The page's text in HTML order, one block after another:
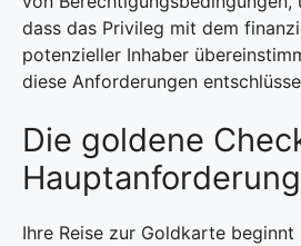
dass das Privileg mit dem
potenzieller Inhaber
diese Anforderungen
Die goldene
Ihre Reise zur Goldkarte